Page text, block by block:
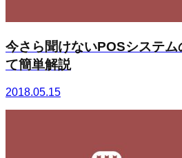
今さら聞けないPOSシステ
て簡単解説
2018.05.15